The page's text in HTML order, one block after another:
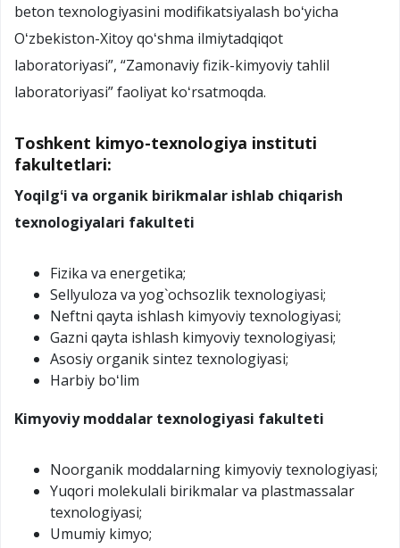
beton texnologiyasini modifikatsiyalash boʻyicha
Oʻzbekiston-Xitoy qoʻshma ilmiytadqiqot
laboratoriyasi”, “Zamonaviy fizik-kimyoviy tahlil
laboratoriyasi” faoliyat koʻrsatmoqda.
Toshkent kimyo-texnologiya instituti
fakultetlari:
Yoqilgʻi va organik birikmalar ishlab chiqarish
texnologiyalari fakulteti
Fizika va energetika;
Sellyuloza va yog`ochsozlik texnologiyasi;
Neftni qayta ishlash kimyoviy texnologiyasi;
Gazni qayta ishlash kimyoviy texnologiyasi;
Asosiy organik sintez texnologiyasi;
Harbiy boʻlim
Kimyoviy moddalar texnologiyasi fakulteti
Noorganik moddalarning kimyoviy texnologiyasi;
Yuqori molekulali birikmalar va plastmassalar
texnologiyasi;
Umumiy kimyo;